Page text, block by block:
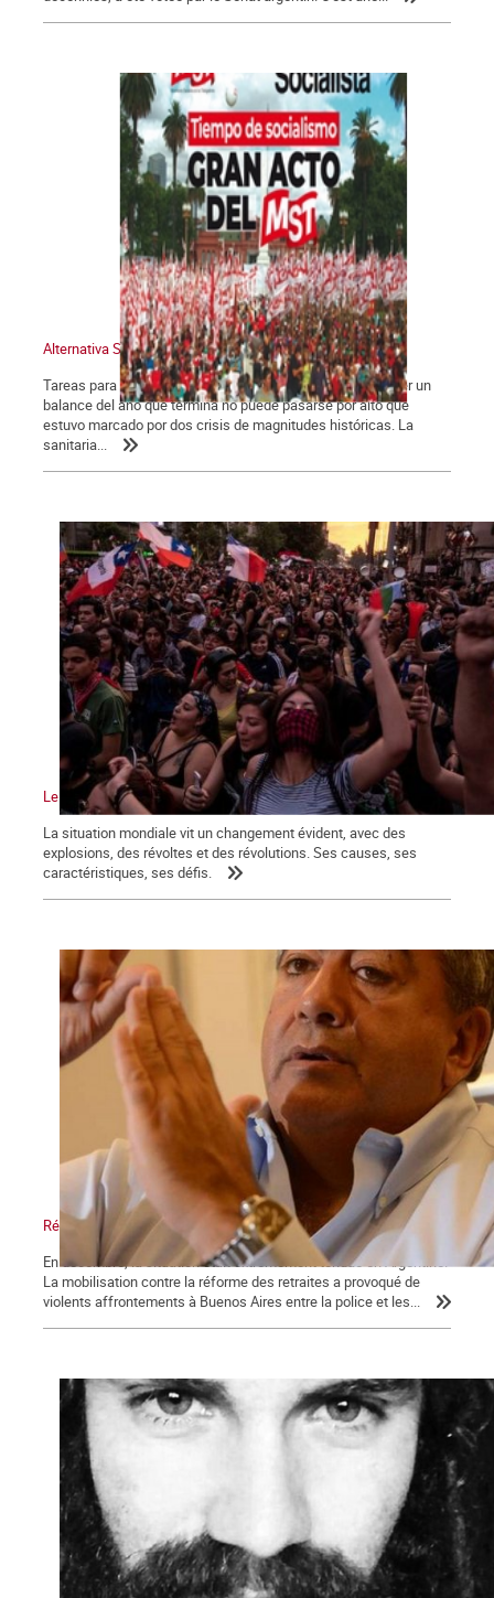
Alternativa Socialista 775
Tareas para el año que comienza Las dos crisis. Para hacer un
balance del año que termina no puede pasarse por alto que
estuvo marcado por dos crisis de magnitudes históricas. La
sanitaria...
Le vent de la révolution souffle sur le monde
La situation mondiale vit un changement évident, avec des
explosions, des révoltes et des révolutions. Ses causes, ses
caractéristiques, ses défis.
Réforme des retraites en Argentine : le bras de fer
En décembre, la situation était extrêmement tendue en Argentine.
La mobilisation contre la réforme des retraites a provoqué de
violents affrontements à Buenos Aires entre la police et les...